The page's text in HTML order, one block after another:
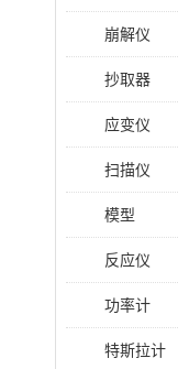
崩解仪
抄取器
应变仪
扫描仪
模型
反应仪
功率计
特斯拉计